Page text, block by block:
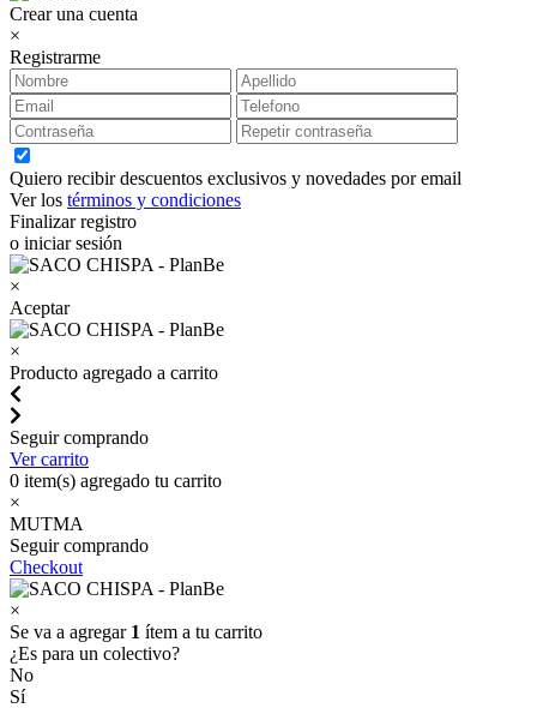
Crear una cuenta
×
Registrarme
Quiero recibir descuentos exclusivos y novedades por email
Ver los términos y condiciones
Finalizar registro
o iniciar sesión
×
Aceptar
×
Producto agregado a carrito
Seguir comprando
Ver carrito
0 item(s) agregado tu carrito
×
MUTMA
Seguir comprando
Checkout
×
Se va a agregar 1 ítem a tu carrito
¿Es para un colectivo?
No
Sí